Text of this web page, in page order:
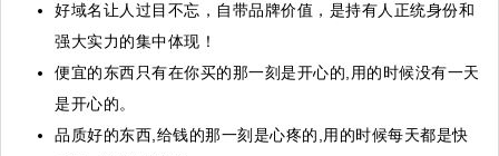
好域名让人过目不忘，自带品牌价值，是持有人正统身份和
强大实力的集中体现！
便宜的东西只有在你买的那一刻是开心的,用的时候没有一天
是开心的。
品质好的东西,给钱的那一刻是心疼的,用的时候每天都是快